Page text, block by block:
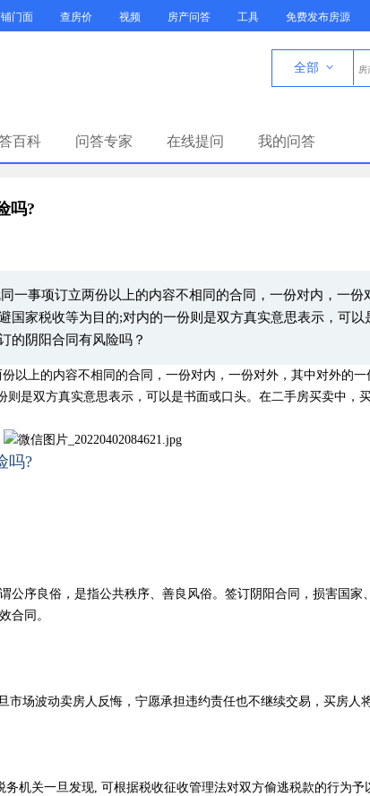
门面 查房价 视频 房产问答 工具 免费发布房源
全部 
百科 问答专家 在线提问 我的问答
吗?
一事项订立两份以上的内容不相同的合同，一份对内，一份
国家税收等为目的;对内的一份则是双方真实意思表示，可以
的阴阳合同有风险吗？
以上的内容不相同的合同，一份对内，一份对外，其中对外的
是双方真实意思表示，可以是书面或口头。在二手房买卖中，
吗?
公序良俗，是指公共秩序、善良风俗。签订阴阳合同，损害国家
合同。
场波动卖房人反悔，宁愿承担违约责任也不继续交易，买房人
机关一旦发现, 可根据税收征收管理法对双方偷逃税款的行为予